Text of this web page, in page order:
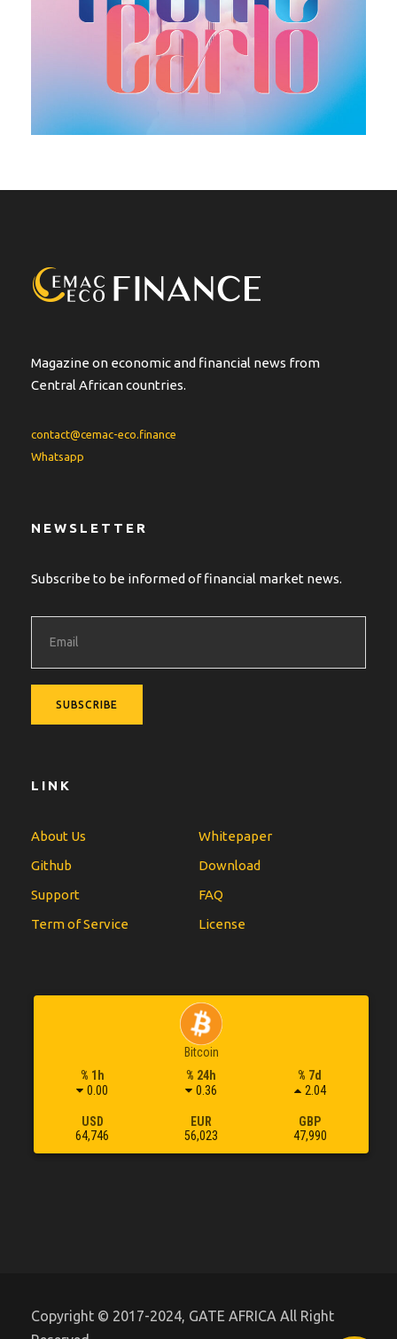
Magazine on economic and financial news from
Central African countries.
contact@cemac-eco.finance
Whatsapp
NEWSLETTER
Subscribe to be informed of financial market news.
LINK
About Us
Whitepaper
Github
Download
Support
FAQ
Term of Service
License
Bitcoin
% 1h
0.00
% 24h
0.36
% 7d
2.04
USD
64,746
EUR
56,023
GBP
47,990
Copyright © 2017-2024, GATE AFRICA All Right